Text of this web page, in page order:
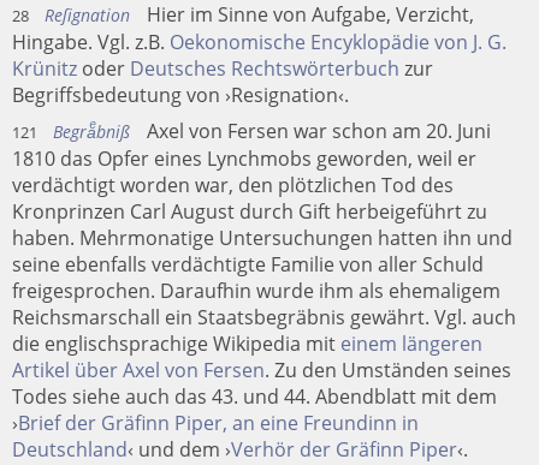
28 Reſignation
Hier im Sinne von Aufgabe, Verzicht,
Hingabe. Vgl. z.B. Oekonomische Encyklopädie von J. G.
Krünitz oder Deutsches Rechtswörterbuch zur
Begriffsbedeutung von ›Resignation‹.
121 Begraͤbniß
Axel von Fersen war schon am 20. Juni
1810 das Opfer eines Lynchmobs geworden, weil er
verdächtigt worden war, den plötzlichen Tod des
Kronprinzen Carl August durch Gift herbeigeführt zu
haben. Mehrmonatige Untersuchungen hatten ihn und
seine ebenfalls verdächtigte Familie von aller Schuld
freigesprochen. Daraufhin wurde ihm als ehemaligem
Reichsmarschall ein Staatsbegräbnis gewährt. Vgl. auch
die englischsprachige Wikipedia mit einem längeren
Artikel über Axel von Fersen. Zu den Umständen seines
Todes siehe auch das 43. und 44. Abendblatt mit dem
›Brief der Gräfinn Piper, an eine Freundinn in
Deutschland‹ und dem ›Verhör der Gräfinn Piper‹.